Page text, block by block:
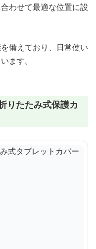
わせて最適な位置に設
備えており、日常使い
ます。
りたたみ式保護カ